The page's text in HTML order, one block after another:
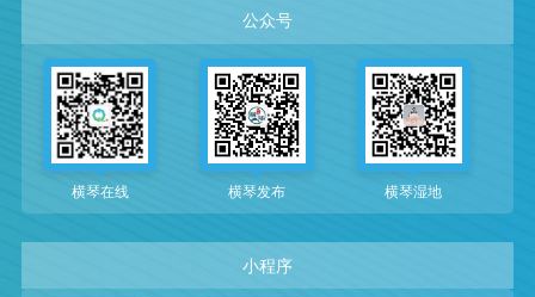
公众号
横琴在线 横琴发布 横琴湿地
小程序